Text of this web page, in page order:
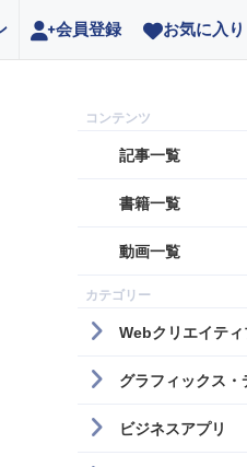
会員登録 お気に入り
記事一覧
書籍一覧
動画一覧
Webクリエイテ
グラフィックス・
ビジネスアプリ